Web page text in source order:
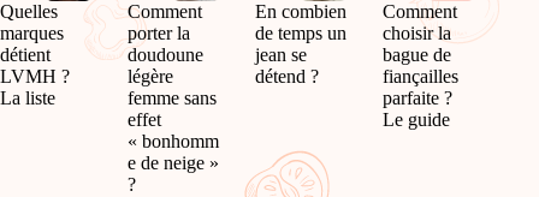
Quelles
marques
détient
LVMH ?
La liste
Comment
porter la
doudoune
légère
femme sans
effet
« bonhomm
e de neige »
?
En combien
de temps un
jean se
détend ?
Comment
choisir la
bague de
fiançailles
parfaite ?
Le guide